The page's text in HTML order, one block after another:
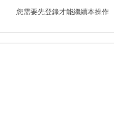
您需要先登錄才能繼續本操作